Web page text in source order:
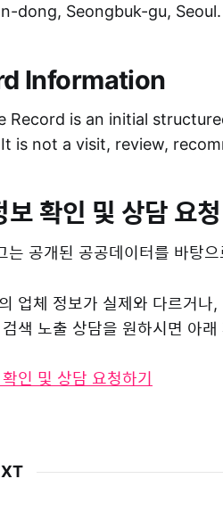
dong, Seongbuk-gu, Seoul.
Information
Record is an initial
is not a visit, review,
보 확인 및 상담 요청
는 공개된 공공데이터를 바탕
업체 정보가 실제와 다르거나
검색 노출 상담을 원하시면 아
인 및 상담 요청하기